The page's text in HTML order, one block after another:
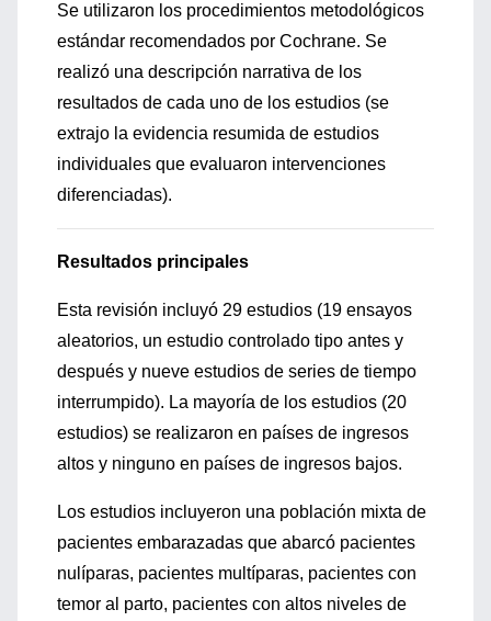
Se utilizaron los procedimientos metodológicos
estándar recomendados por Cochrane. Se
realizó una descripción narrativa de los
resultados de cada uno de los estudios (se
extrajo la evidencia resumida de estudios
individuales que evaluaron intervenciones
diferenciadas).
Resultados principales
Esta revisión incluyó 29 estudios (19 ensayos
aleatorios, un estudio controlado tipo antes y
después y nueve estudios de series de tiempo
interrumpido). La mayoría de los estudios (20
estudios) se realizaron en países de ingresos
altos y ninguno en países de ingresos bajos.
Los estudios incluyeron una población mixta de
pacientes embarazadas que abarcó pacientes
nulíparas, pacientes multíparas, pacientes con
temor al parto, pacientes con altos niveles de